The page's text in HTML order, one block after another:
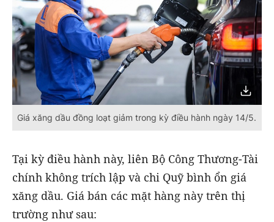
Giá xăng dầu đồng loạt giảm trong kỳ điều hành ngày 14/5.
Tại kỳ điều hành này, liên Bộ Công Thương-Tài
chính không trích lập và chi Quỹ bình ổn giá
xăng dầu. Giá bán các mặt hàng này trên thị
trường như sau: